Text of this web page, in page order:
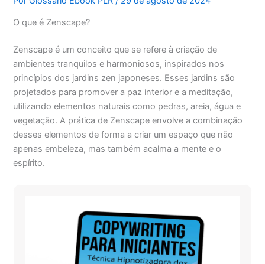
O que é Zenscape?
Zenscape é um conceito que se refere à criação de
ambientes tranquilos e harmoniosos, inspirados nos
princípios dos jardins zen japoneses. Esses jardins são
projetados para promover a paz interior e a meditação,
utilizando elementos naturais como pedras, areia, água e
vegetação. A prática de Zenscape envolve a combinação
desses elementos de forma a criar um espaço que não
apenas embeleza, mas também acalma a mente e o
espírito.